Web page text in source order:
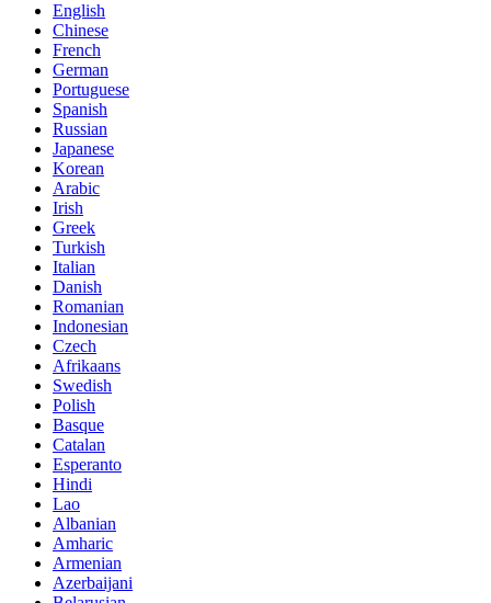
English
Chinese
French
German
Portuguese
Spanish
Russian
Japanese
Korean
Arabic
Irish
Greek
Turkish
Italian
Danish
Romanian
Indonesian
Czech
Afrikaans
Swedish
Polish
Basque
Catalan
Esperanto
Hindi
Lao
Albanian
Amharic
Armenian
Azerbaijani